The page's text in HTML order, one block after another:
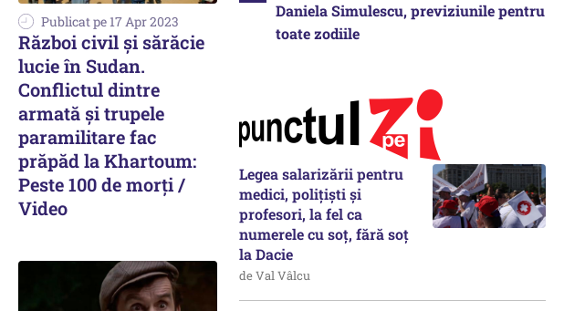
Publicat pe 17 Apr 2023
Război civil și sărăcie
lucie în Sudan.
Conflictul dintre
armată și trupele
paramilitare fac
prăpăd la Khartoum:
Peste 100 de morți /
Video
Daniela Simulescu, previziunile pentru
toate zodiile
Legea salarizării pentru
medici, polițiști și
profesori, la fel ca
numerele cu soț, fără soț
la Dacie
de Val Vâlcu